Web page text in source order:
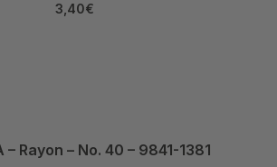
3,40€
– Rayon – No. 40 – 9841-1381